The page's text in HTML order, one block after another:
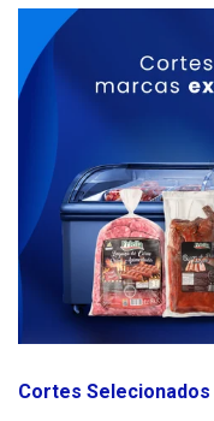
Cortes